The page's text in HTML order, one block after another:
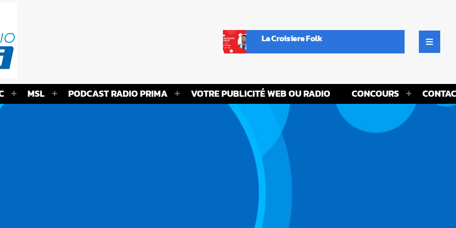
La Croisiere Folk
MSL PODCAST RADIO PRIMA VOTRE PUBLICITÉ WEB OU RADIO CONCOURS